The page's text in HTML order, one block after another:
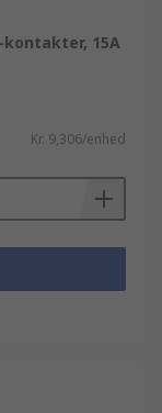
kontakter, 15A
Kr. 9,306/enhed